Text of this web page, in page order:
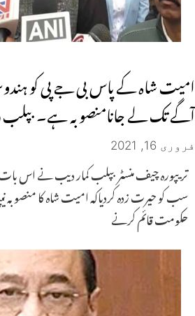
امیت شاہ کے پاس بی جے پی کو
آگے تک لے جانامنصوبہ ہے۔
فروری 16, 2021
تریپورہ چیف منسٹر بپلب کمار دیب نے اس
سب کو حیرت زدہ کردیاکہ امیت شاہ کا منصوبہ
حکومت قائم کرنے